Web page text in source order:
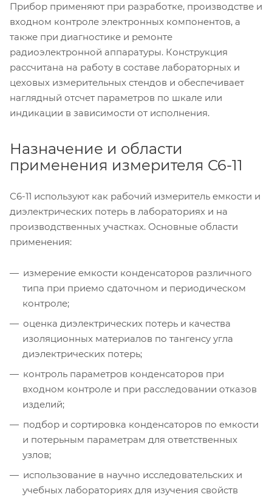
Прибор применяют при разработке, производстве и
входном контроле электронных компонентов, а
также при диагностике и ремонте
радиоэлектронной аппаратуры. Конструкция
рассчитана на работу в составе лабораторных и
цеховых измерительных стендов и обеспечивает
наглядный отсчет параметров по шкале или
индикации в зависимости от исполнения.
Назначение и области
применения измерителя С6-11
С6-11 используют как рабочий измеритель емкости и
диэлектрических потерь в лабораториях и на
производственных участках. Основные области
применения:
измерение емкости конденсаторов различного
типа при приемо сдаточном и периодическом
контроле;
оценка диэлектрических потерь и качества
изоляционных материалов по тангенсу угла
диэлектрических потерь;
контроль параметров конденсаторов при
входном контроле и при расследовании отказов
изделий;
подбор и сортировка конденсаторов по емкости
и потерьным параметрам для ответственных
узлов;
использование в научно исследовательских и
учебных лабораториях для изучения свойств